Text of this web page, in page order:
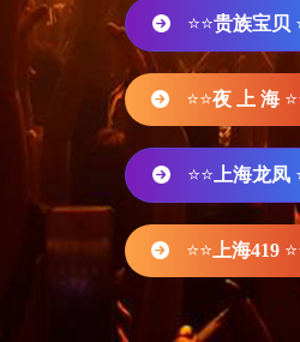
⭐⭐贵族宝贝
⭐⭐夜 上 海
⭐⭐ 上海龙凤
⭐⭐ 上海419